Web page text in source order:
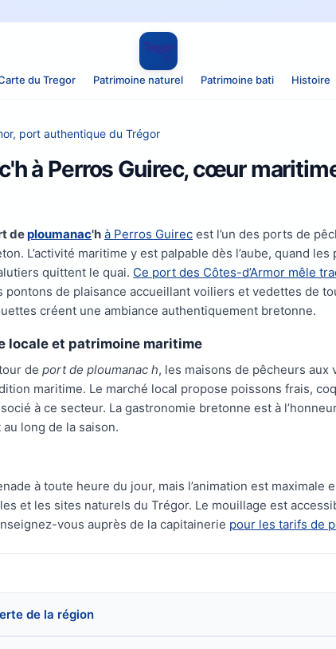
du Tregor Patrimoine naturel Patrimoine bati Histoire
port authentique du Trégor
à Perros Guirec, cœur
deploumanac'h à Perros Guirec est l’un des ports de
L’activité maritime y est palpable dès l’aube, quand
quittent le quai. Ce port des Côtes-d’Armor mêle
pontons de plaisance accueillant voiliers et vedettes de
créent une ambiance authentiquement bretonne.
locale et patrimoine maritime
de port de ploumanac h, les maisons de pêcheurs aux
maritime. Le marché local propose poissons frais,
à ce secteur. La gastronomie bretonne est à
long de la saison.
à toute heure du jour, mais l’animation est
et les sites naturels du Trégor. Le mouillage est
vous auprès de la capitainerie pour les tarifs de
de la région